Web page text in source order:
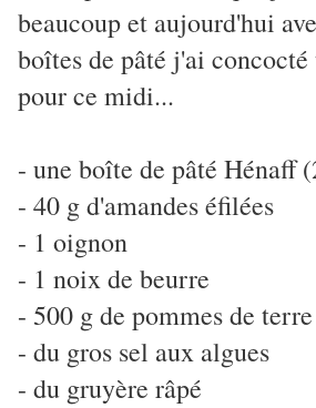
beaucoup et aujourd'hui
boîtes de pâté j'ai
pour ce midi...
- une boîte de pâté Hénaff
- 40 g d'amandes éfilées
- 1 oignon
- 1 noix de beurre
- 500 g de pommes de
- du gros sel aux algues
- du gruyère râpé